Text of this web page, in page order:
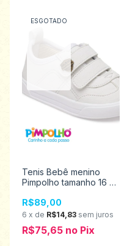
ESGOTADO
Tenis Bebê menino
Pimpolho tamanho 16 ao
R$89,00
6 x de R$14,83 sem juros
R$75,65 no Pix